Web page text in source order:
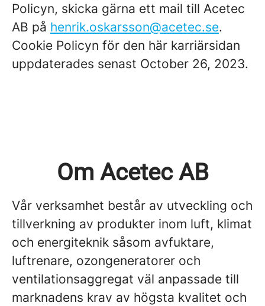
Policyn, skicka gärna ett mail till Acetec
AB på henrik.oskarsson@acetec.se.
Cookie Policyn för den här karriärsidan
uppdaterades senast October 26, 2023.
Om Acetec AB
Vår verksamhet består av utveckling och
tillverkning av produkter inom luft, klimat
och energiteknik såsom avfuktare,
luftrenare, ozongeneratorer och
ventilationsaggregat väl anpassade till
marknadens krav av högsta kvalitet och